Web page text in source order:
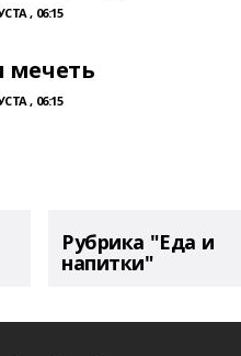
, 06:15
мечеть
, 06:15
Рубрика "Еда и
напитки"